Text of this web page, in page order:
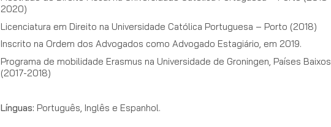
2020)
Licenciatura em Direito na Universidade Católica Portuguesa – Porto (2018)
Inscrito na Ordem dos Advogados como Advogado Estagiário, em 2019.
Programa de mobilidade Erasmus na Universidade de Groningen, Países Baixos
(2017-2018)
Línguas: Português, Inglês e Espanhol.